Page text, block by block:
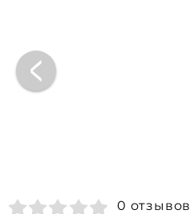
0 отзывов